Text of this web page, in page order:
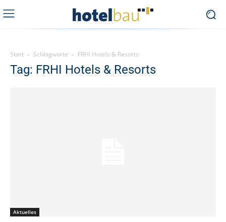
Start Schlagworte FRHI Hotels & Resorts
Tag: FRHI Hotels & Resorts
Aktuelles